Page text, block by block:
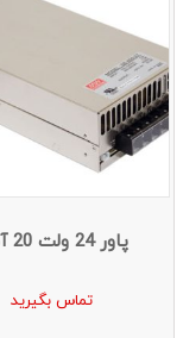
پاور 24 ولت 20 آمپر
تماس بگیرید